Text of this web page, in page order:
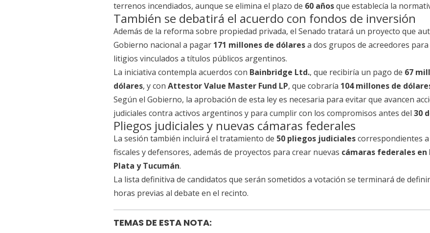
terrenos incendiados, aunque se elimina el plazo de 60 añosque establecía la
También se debatirá el acuerdo con fondos de inversión
Además de la reforma sobre propiedad privada, el Senado tratará un proyecto que
Gobierno nacional a pagar 171 millones de dólaresa dos grupos de acreedores
litigios vinculados a títulos públicos argentinos.
La iniciativa contempla acuerdos con Bainbridge Ltd., que recibiría un pago de 67
dólares, y con Attestor Value Master Fund LP, que cobraría 104 millones de
Según el Gobierno, la aprobación de esta ley es necesaria para evitar que avancen
judiciales contra activos argentinos y para cumplir con los compromisos antes del 30
Pliegos judiciales y nuevas cámaras federales
La sesión también incluirá el tratamiento de 50 pliegos judicialescorrespondientes a
fiscales y defensores, además de proyectos para crear nuevas cámaras federales en
Plata y Tucumán.
La lista definitiva de candidatos que serán sometidos a votación se terminará de
horas previas al debate en el recinto.
TEMAS DE ESTA NOTA: